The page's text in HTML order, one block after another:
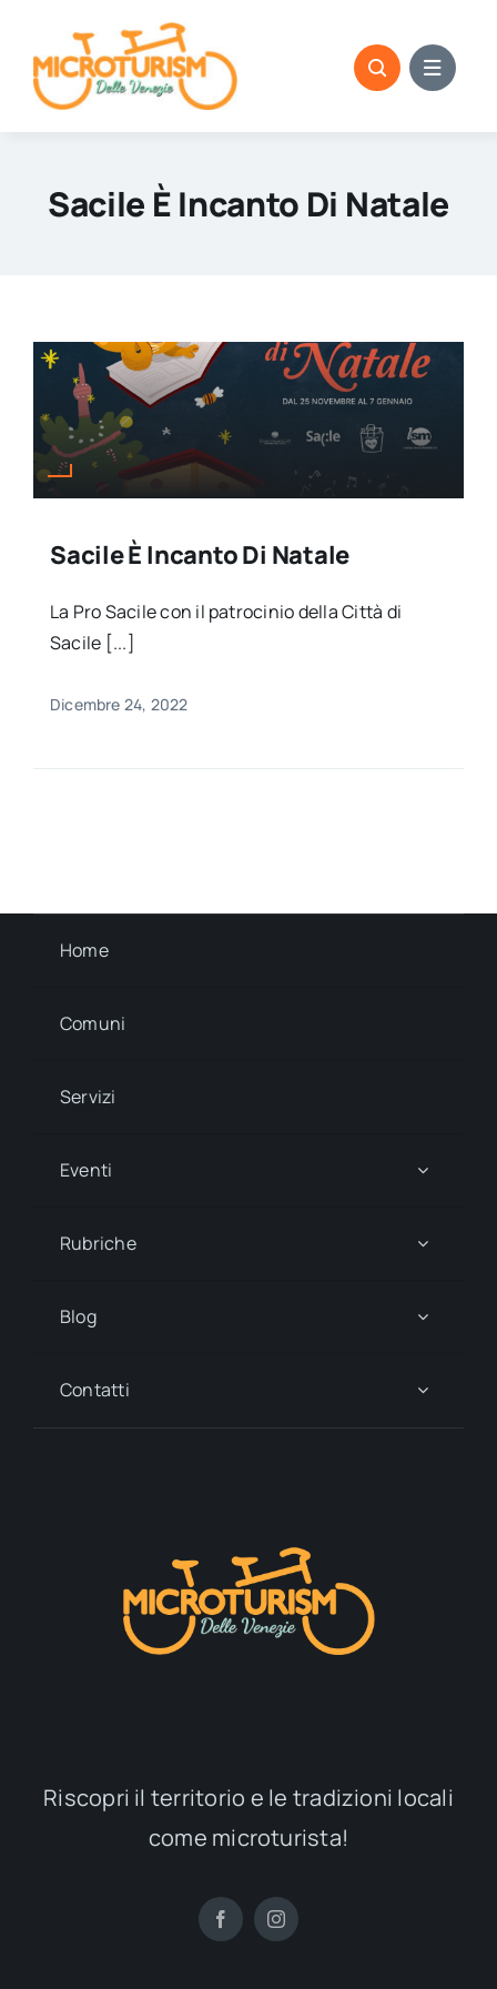
content
Sacile È Incanto Di Natale
Sacile È Incanto Di Natale
La Pro Sacile con il patrocinio della Città di
Sacile [...]
Dicembre 24, 2022
Home
Comuni
Servizi
Eventi
Rubriche
Blog
Contatti
Riscopri il territorio e le tradizioni locali
come microturista!